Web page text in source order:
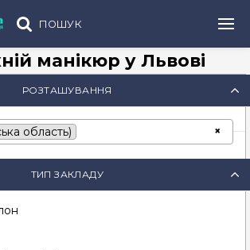
ПОШУК
манікюр у Львові
РОЗТАШУВАННЯ
×
область)
ТИП ЗАКЛАДУ